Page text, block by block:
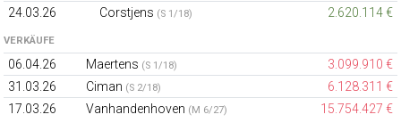
24.03.26
Corstjens (S 1/18) 2.620.114 €
VERKÄUFE
06.04.26 Maertens (S 1/18)
3.099.910 €
31.03.26
Ciman (S 2/18)
6.128.311 €
17.03.26
Vanhandenhoven (M 6/27) 15.754.427 €